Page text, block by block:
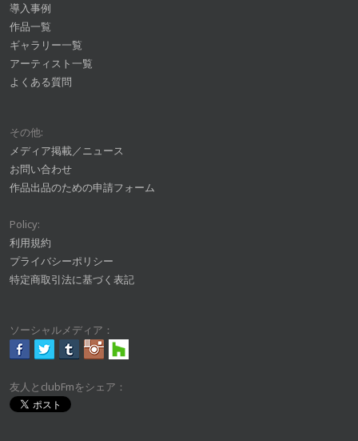
導入事例
作品一覧
ギャラリー一覧
アーティスト一覧
よくある質問
その他:
メディア掲載／ニュース
お問い合わせ
作品出品のための申請フォーム
Policy:
利用規約
プライバシーポリシー
特定商取引法に基づく表記
ソーシャルメディア：
友人とclubFmをシェア：